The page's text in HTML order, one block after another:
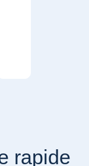
rapide